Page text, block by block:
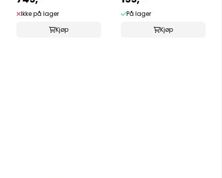
Ikke på lager
Kjøp
På lager
Kjøp